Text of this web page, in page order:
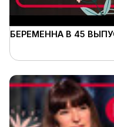
БЕРЕМЕННА В 45